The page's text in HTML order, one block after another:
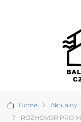
Home
Aktuality
ROZHOVOR PRO